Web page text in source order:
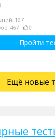
197
467
0
Пройти
Ещё новые